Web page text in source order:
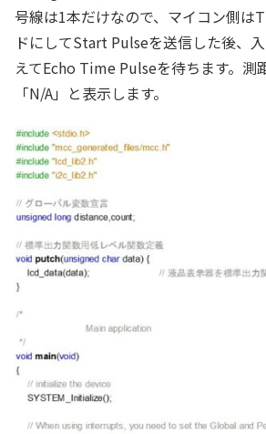
号線は1本だけなので、マイコン側は
ドにしてStart Pulseを送信した後、
えてEcho Time Pulseを待ちます。測
「N/A」と表示します。